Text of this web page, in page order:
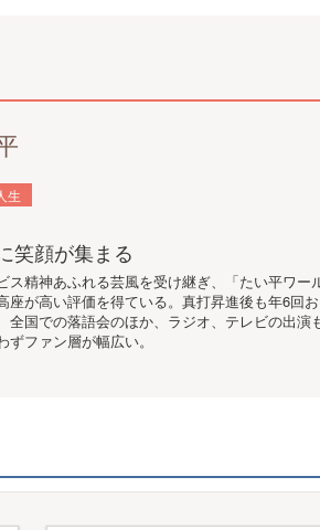
生
笑顔が集まる
ス精神あふれる芸風を受け継ぎ、「たい平ワー
座が高い評価を得ている。真打昇進後も年6回
全国での落語会のほか、ラジオ、テレビの出演
ずファン層が幅広い。